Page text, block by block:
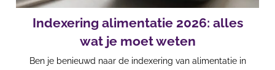
Indexering alimentatie 2026: alles
wat je moet weten
Ben je benieuwd naar de indexering van alimentatie in